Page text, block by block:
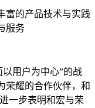
富的产品技术与实践
服务
以用户为中心”的战
荣耀的合作伙伴，和
一步表明和宏与荣